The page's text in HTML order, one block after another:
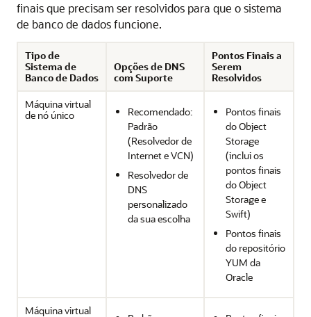
finais que precisam ser resolvidos para que o sistema
de banco de dados funcione.
Tipo de
Sistema de
Banco de Dados
Opções de DNS
com Suporte
Pontos Finais a
Serem
Resolvidos
Máquina virtual
de nó único
Recomendado:
Padrão
(Resolvedor de
Internet e VCN)
Resolvedor de
DNS
personalizado
da sua escolha
Pontos finais
do Object
Storage
(inclui os
pontos finais
do Object
Storage e
Swift)
Pontos finais
do repositório
YUM da
Oracle
Máquina virtual